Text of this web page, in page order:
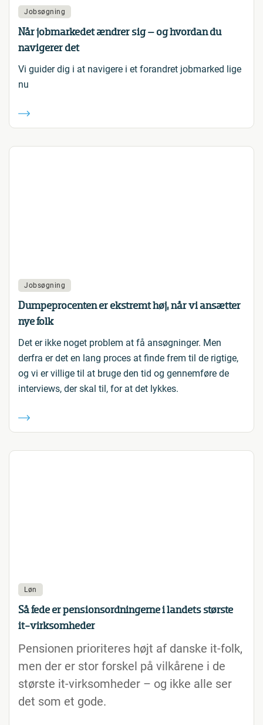
Jobsøgning
Når jobmarkedet ændrer sig – og hvordan du
navigerer det
Vi guider dig i at navigere i et forandret jobmarked lige
nu
Jobsøgning
Dumpeprocenten er ekstremt høj, når vi ansætter
nye folk
Det er ikke noget problem at få ansøgninger. Men
derfra er det en lang proces at finde frem til de rigtige,
og vi er villige til at bruge den tid og gennemføre de
interviews, der skal til, for at det lykkes.
Løn
Så fede er pensionsordningerne i landets største
it-virksomheder
Pensionen prioriteres højt af danske it-folk,
men der er stor forskel på vilkårene i de
største it-virksomheder – og ikke alle ser
det som et gode.